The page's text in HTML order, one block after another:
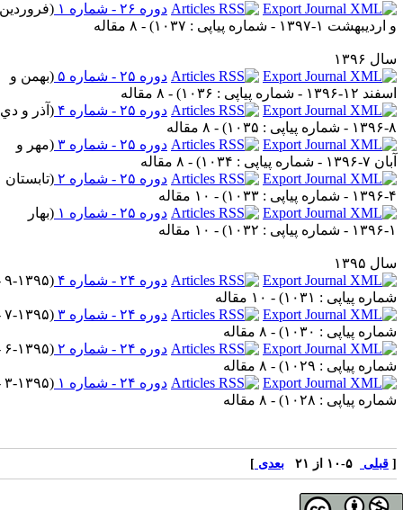
دوره ۲۶ - شماره ۱
(فروردين
) - ۸ مقاله
دوره ۲۵ - شماره ۵ (بهمن و
) - ۸ مقاله
دوره ۲۵ - شماره ۴
(آذر و دي
) - ۸ مقاله
دوره ۲۵ - شماره ۳
(مهر و
) - ۸ مقاله
دوره ۲۵ - شماره ۲
(تابستان
) - ۱۰ مقاله
دوره ۲۵ - شماره ۱
(بهار
) - ۱۰ مقاله
دوره ۲۴ - شماره ۴ (
۹-۱۳۹۵ -
) - ۱۰ مقاله
دوره ۲۴ - شماره ۳
(
۷-۱۳۹۵ -
) - ۸ مقاله
دوره ۲۴ - شماره ۲
(
۶-۱۳۹۵ -
) - ۸ مقاله
دوره ۲۴ - شماره ۱
(
۳-۱۳۹۵ -
) - ۸ مقاله
بعدی]